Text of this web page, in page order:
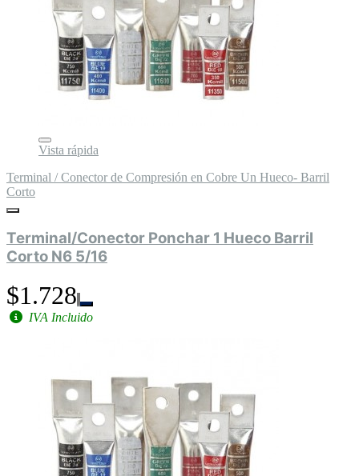
Vista rápida
Terminal / Conector de Compresión en Cobre Un Hueco- Barril
Corto
Terminal/Conector Ponchar 1 Hueco Barril
Corto N6 5/16
$1.728
IVA Incluido